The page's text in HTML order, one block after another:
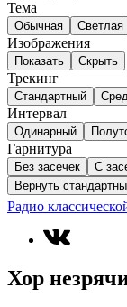
Тема
Обычная Светлая
Изображения
Показать Скрыть
Трекинг
Стандартный
Интервал
Одинарный
Гарнитура
Без засечек
С
Вернуть
Радио
Хор